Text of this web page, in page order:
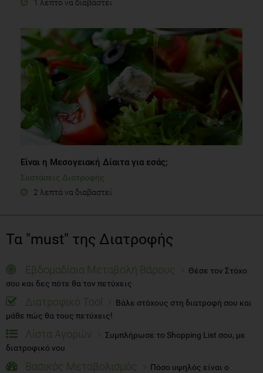
1 λεπτό να διαβαστεί
Είναι η Μεσογειακή Δίαιτα για εσάς;
Συστάσεις Διατροφής
2 λεπτά να διαβαστεί
Τα "must" της Διατροφής
Εβδομαδίαια Μεταβολή Βάρους
Θέσε τον Στόχο
σου και δες πότε θα τον πετύχεις
Διατροφικό Tool
Βάλε στόχους στη διατροφή σου και
μάθε πώς θα τους πετύχεις!
Λίστα Αγορών
Συμπλήρωσε το Shopping List σου, με
διατροφικό νου
Βασικός Μεταβολισμός
Πόσο υψηλός είναι ο